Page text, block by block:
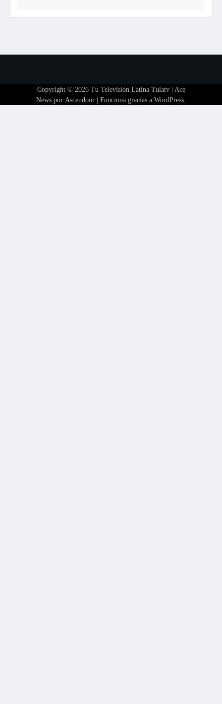
Copyright © 2026 Tu Televisión Latina Tulatv| Ace
News por Ascendoor | Funciona gracias a WordPress.